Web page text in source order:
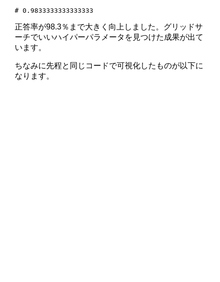
# 0.9833333333333333
正答率が98.3％まで大きく向上しました。グリッドサ
ーチでいいハイパーパラメータを見つけた成果が出て
います。
ちなみに先程と同じコードで可視化したものが以下に
なります。